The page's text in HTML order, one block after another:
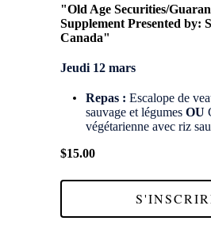
"Old Age Securities/
Supplement Presented by:
Canada"
Jeudi 12 mars
Repas : Escalope de
sauvage et légumesOU
végétarienne avec riz
$15.00